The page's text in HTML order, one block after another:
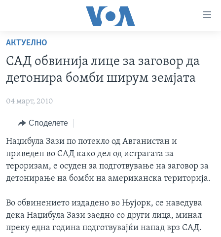
пристапност
Премини
на
главната
Премини
за
навигација
Пребарувај
РУБРИКИ
МАКЕДОНИЈА
СВЕТ
ЕКОНОМИЈА
ПОЛИТИКА
ЗДРАВЈЕ
УМЕТНОСТ И ЗАБАВА
ИНТЕРВЈУА
ФОТОГАЛЕРИИ
ДОКУМЕНТАРЦИ
АРХИВИРАНА ПРОГРАМА
NEWSFLASH - АРХИВА
ВЕСТИ ОД САД ВО МИНУТА - АРХИВА
ИЗБОРИ ВО САД 2020 - АРХИВА
ЗА НАС
Learning English
АКТУЕЛНО
САД обвинија лице за заговор да
детонира бомби ширум земјата
04 март, 2010
Споделете
Наџибула Зази по потекло од Авганистан и
приведен во САД како дел од истрагата за
тероризам, е осуден за подготвување на заговор за
детонирање на бомби на американска територија.
Во обвинението издадено во Њујорк, се наведува
дека Наџибула Зази заедно со други лица, минал
преку една година подготвувајќи напад врз САД.